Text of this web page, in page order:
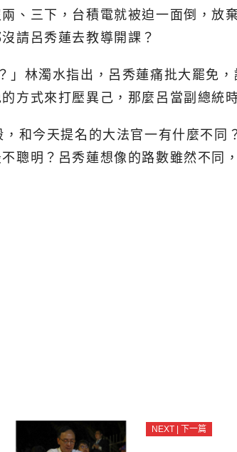
、三下，台積電就被迫一面倒，放
請呂秀蓮去教導開課？
」林濁水指出，呂秀蓮痛批大罷免
方式來打壓異己，那麼呂當副總統
和今天提名的大法官一有什麼不同
聰明？呂秀蓮想像的路數雖然不同
NEXT | 下一篇